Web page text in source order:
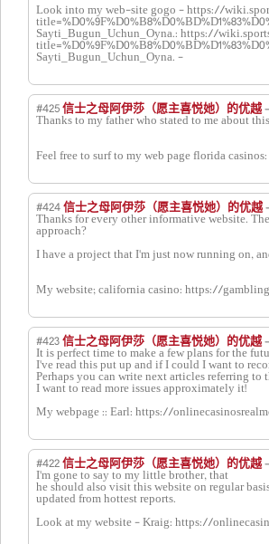
Look into my web-site gogo - https://
Sayti_Bugun_Uchun_Oyna.: https://
Sayti_Bugun_Uchun_Oyna. -
#425 信士之母阿伊莎（愿主喜悦她）的优越
Thanks to my father who stated to me about
Feel free to surf to my web page florida
#424 信士之母阿伊莎（愿主喜悦她）的优越
Thanks for every other informative website.
approach?
I have a project that I'm just now running on,
My website; california casino: https://
#423 信士之母阿伊莎（愿主喜悦她）的优越
It is perfect time to make a few plans for the
I've read this put up and if I could I want to
Perhaps you can write next articles referring to
I want to read more issues approximately it!
My webpage :: Earl: https://
#422 信士之母阿伊莎（愿主喜悦她）的优越
I'm gone to say to my little brother, that
he should also visit this website on regular
updated from hottest reports.
Look at my website - Kraig: https://